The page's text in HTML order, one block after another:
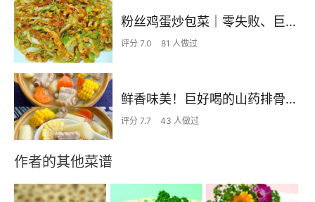
粉丝鸡蛋炒包菜｜零失败、巨下饭
评分 7.0 81 人做过
鲜香味美！巨好喝的山药排骨汤！！
评分 7.7 43 人做过
作者的其他菜谱